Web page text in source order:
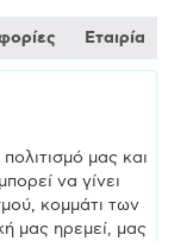
Εταιρία
μας και
να γίνει
κομμάτι των
μας ηρεμεί, μας